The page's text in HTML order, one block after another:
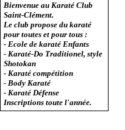
Bienvenue au Karaté Club
Saint-Clément.
Le club propose du karaté
pour toutes et pour tous :
- Ecole de karaté Enfants
- Karaté-Do Traditionel, style
Shotokan
- Karaté compétition
- Body Karaté
- Karaté Défense
Inscriptions toute l'année.